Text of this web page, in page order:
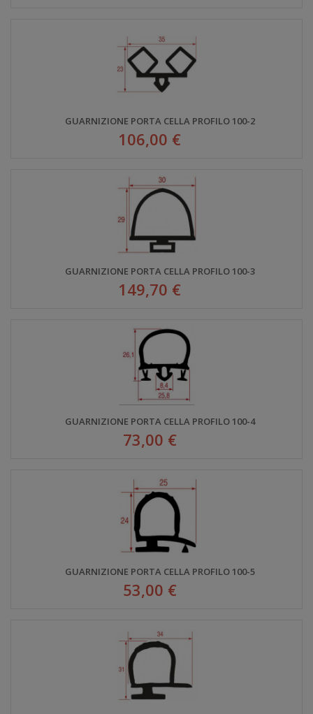
GUARNIZIONE PORTA CELLA PROFILO 100-2
106,00 €
GUARNIZIONE PORTA CELLA PROFILO 100-3
149,70 €
GUARNIZIONE PORTA CELLA PROFILO 100-4
73,00 €
GUARNIZIONE PORTA CELLA PROFILO 100-5
53,00 €